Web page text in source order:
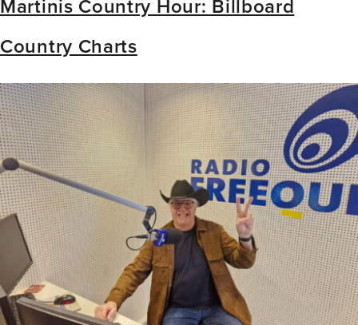
Martinis Country Hour: Billboard
Country Charts